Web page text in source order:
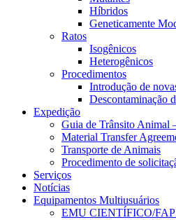
Híbridos
Geneticamente
Ratos
Isogênicos
Heterogênicos
Procedimentos
Introdução de
Descontaminação
Expedição
Guia de Trânsito Animal
Material Transfer
Transporte de Animais
Procedimento de
Serviços
Notícias
Equipamentos Multiusuários
EMU CIENTÍFICO/